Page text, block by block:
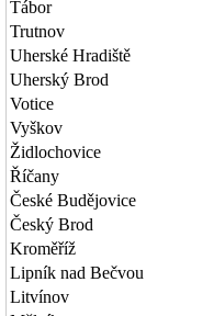
Tábor
Trutnov
Uherské Hradiště
Uherský Brod
Votice
Vyškov
Židlochovice
Říčany
České Budějovice
Český Brod
Kroměříž
Lipník nad Bečvou
Litvínov